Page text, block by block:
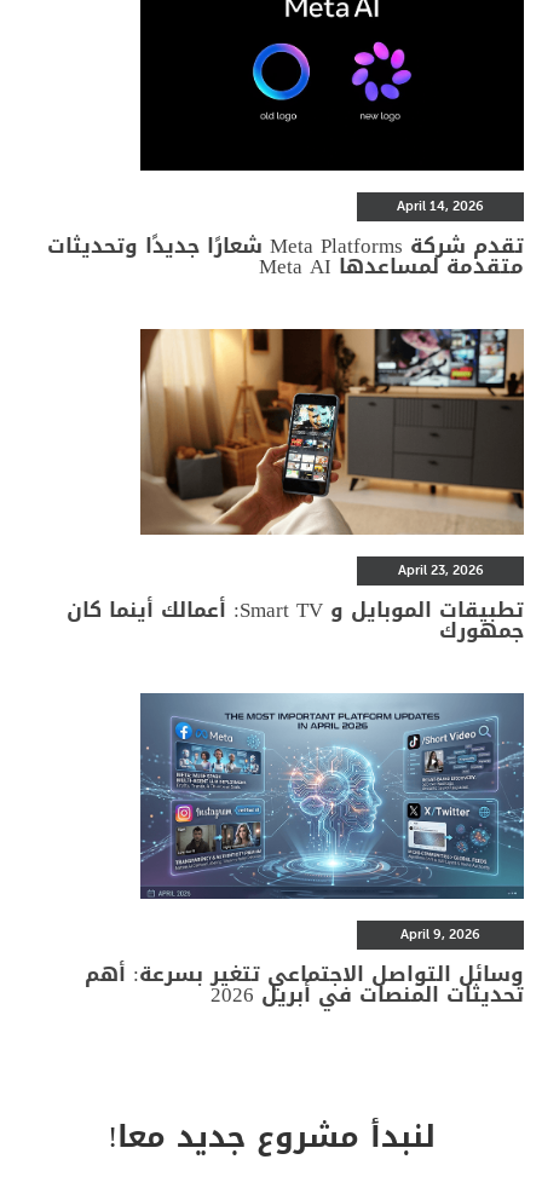
April 14, 2026
تقدم شركة Meta Platforms شعارًا جديدًا وتحديثات
متقدمة لمساعدها Meta AI
April 23, 2026
تطبيقات الموبايل و Smart TV: أعمالك أينما كان
جمهورك
April 9, 2026
وسائل التواصل الاجتماعي تتغير بسرعة: أهم
تحديثات المنصات في أبريل 2026
لنبدأ مشروع جديد معا!